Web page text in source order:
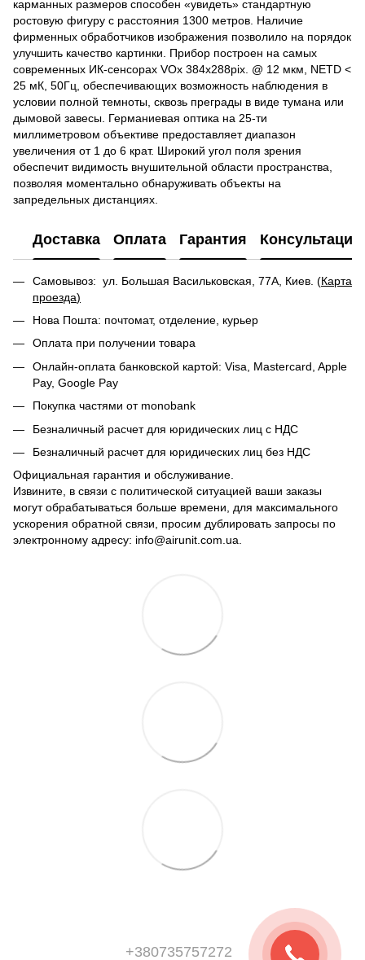
карманных размеров способен «увидеть» стандартную
ростовую фигуру с расстояния 1300 метров. Наличие
фирменных обработчиков изображения позволило на порядок
улучшить качество картинки. Прибор построен на самых
современных ИК-сенсорах VOx 384х288pix. @ 12 мкм, NETD <
25 мК, 50Гц, обеспечивающих возможность наблюдения в
условии полной темноты, сквозь преграды в виде тумана или
дымовой завесы. Германиевая оптика на 25-ти
миллиметровом объективе предоставляет диапазон
увеличения от 1 до 6 крат. Широкий угол поля зрения
обеспечит видимость внушительной области пространства,
позволяя моментально обнаруживать объекты на
запредельных дистанциях.
Доставка Оплата Гарантия Консультация
Самовывоз: ул. Большая Васильковская, 77А, Киев. (Карта
проезда)
Нова Пошта: почтомат, отделение, курьер
Оплата при получении товара
Онлайн-оплата банковской картой: Visa, Mastercard, Apple
Pay, Google Pay
Покупка частями от monobank
Безналичный расчет для юридических лиц с НДС
Безналичный расчет для юридических лиц без НДС
Официальная гарантия и обслуживание.
Извините, в связи с политической ситуацией ваши заказы
могут обрабатываться больше времени, для максимального
ускорения обратной связи, просим дублировать запросы по
электронному адресу: info@airunit.com.ua.
+380735757272